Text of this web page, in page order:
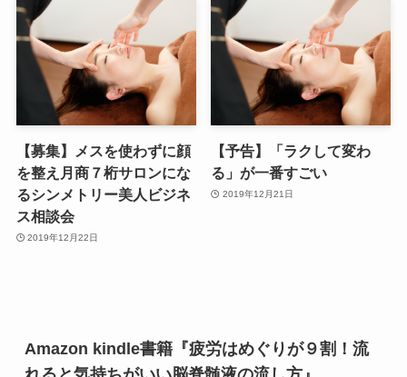
【募集】メスを使わずに顔
を整え月商７桁サロンにな
るシンメトリー美人ビジネ
ス相談会
2019年12月22日
【予告】「ラクして変わ
る」が一番すごい
2019年12月21日
Amazon kindle書籍『疲労はめぐりが９割！流